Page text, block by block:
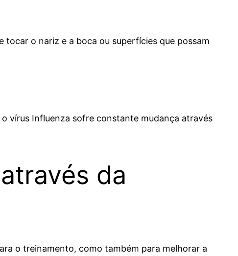
tocar o nariz e a boca ou superfícies que possam
vírus Influenza sofre constante mudança através
da
o treinamento, como também para melhorar a